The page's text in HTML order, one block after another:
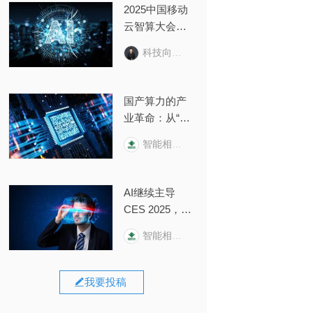
2025中国移动
云智算大会回
顾：云智变
革，AI+跃迁
科技向令说
国产算力的产
业革命：从“纸
面算力”到“生产
力转化”的“惊险
智能相对论
AI继续主导
CES 2025，一
场关于“输
入”与“输出”的
智能相对论
我要投稿